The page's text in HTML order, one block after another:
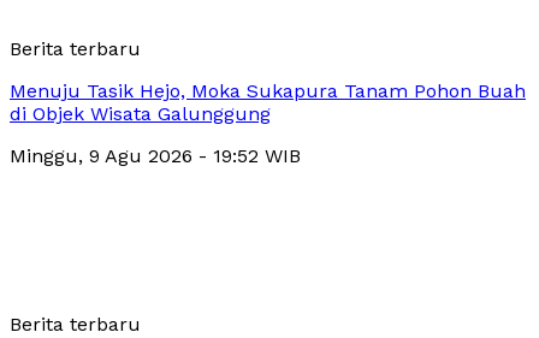
Berita terbaru
Menuju Tasik Hejo, Moka Sukapura Tanam Pohon Buah
di Objek Wisata Galunggung
Minggu, 9 Agu 2026 - 19:52 WIB
Berita terbaru